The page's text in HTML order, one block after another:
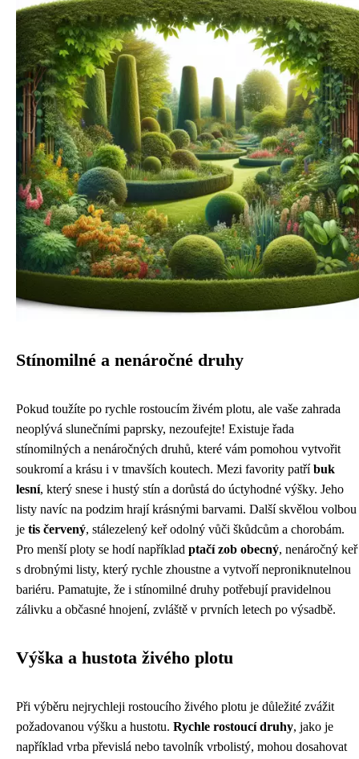
Stínomilné a nenáročné druhy
Pokud toužíte po rychle rostoucím živém plotu, ale vaše zahrada
neoplývá slunečními paprsky, nezoufejte! Existuje řada
stínomilných a nenáročných druhů, které vám pomohou vytvořit
soukromí a krásu i v tmavších koutech. Mezi favority patříbuk
lesní, který snese i hustý stín a dorůstá do úctyhodné výšky. Jeho
listy navíc na podzim hrají krásnými barvami. Další skvělou volbou
je tis červený, stálezelený keř odolný vůči škůdcům a chorobám.
Pro menší ploty se hodí například ptačí zob obecný, nenáročný keř
s drobnými listy, který rychle zhoustne a vytvoří neproniknutelnou
bariéru. Pamatujte, že i stínomilné druhy potřebují pravidelnou
zálivku a občasné hnojení, zvláště v prvních letech po výsadbě.
Výška a hustota živého plotu
Při výběru nejrychleji rostoucího živého plotu je důležité zvážit
požadovanou výšku a hustotu. Rychle rostoucí druhy, jako je
například vrba převislá nebo tavolník vrbolistý, mohou dosahovat